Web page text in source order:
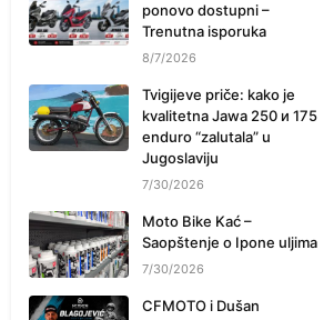
ponovo dostupni –
Trenutna isporuka
8/7/2026
Tvigijeve priče: kako je
kvalitetna Jawa 250 и 175
enduro “zalutala” u
Jugoslaviju
7/30/2026
Moto Bike Kać –
Saopštenje o Ipone uljima
7/30/2026
CFMOTO i Dušan